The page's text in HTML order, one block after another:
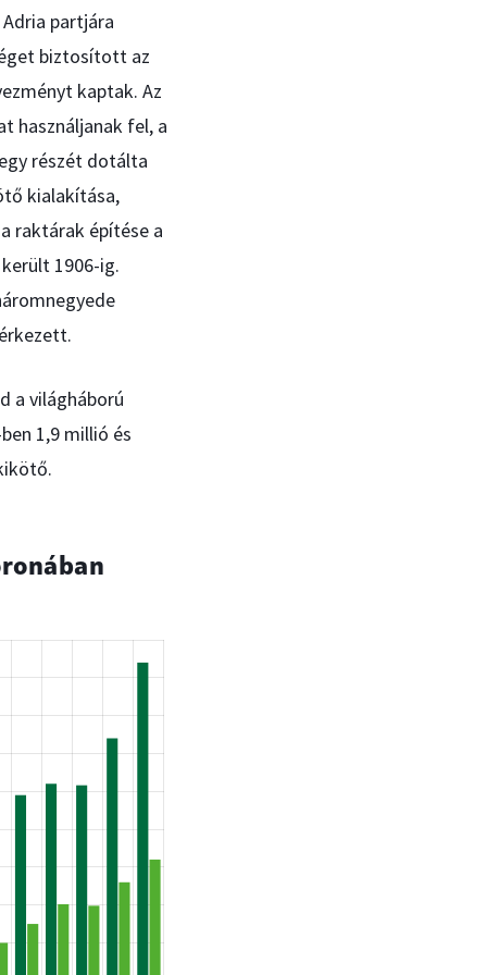
partjára
biztosított az
kaptak. Az
használjanak fel, a
részét dotálta
kialakítása,
raktárak építése a
1906-ig.
a világháború
1,9 millió és